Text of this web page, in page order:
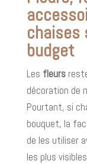
chaises
budget
Les fleurs
décoration de
Pourtant, si
bouquet, la
de les utiliser
les plus